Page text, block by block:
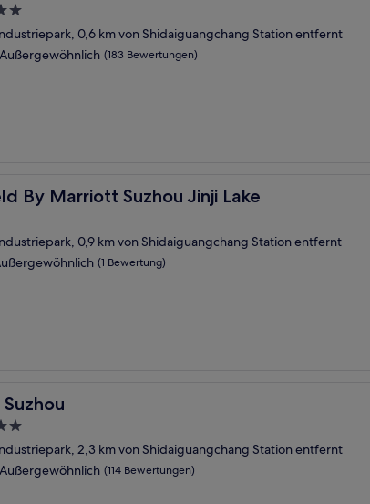
0,6 km von Shidaiguangchang Station entfernt
Außergewöhnlich (183 Bewertungen)
By Marriott Suzhou Jinji Lake
By Marriott Suzhou Jinji Lake
0,9 km von Shidaiguangchang Station entfernt
(1 Bewertung)
2,3 km von Shidaiguangchang Station entfernt
Außergewöhnlich (114 Bewertungen)